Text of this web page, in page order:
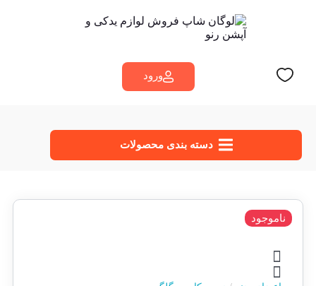
ورود
دسته‌ بندی محصولات
ناموجود